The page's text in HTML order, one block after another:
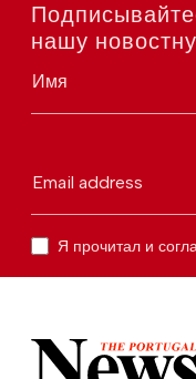
нашу
Имя
Email address
Я прочитал и